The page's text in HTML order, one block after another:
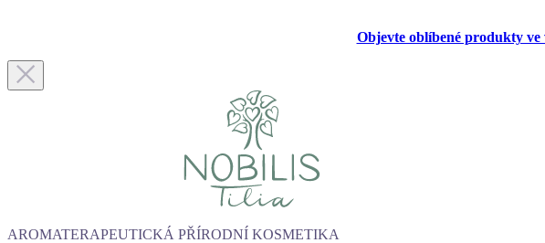
Objevte oblíbené produkty ve
AROMATERAPEUTICKÁ PŘÍRODNÍ KOSMETIKA